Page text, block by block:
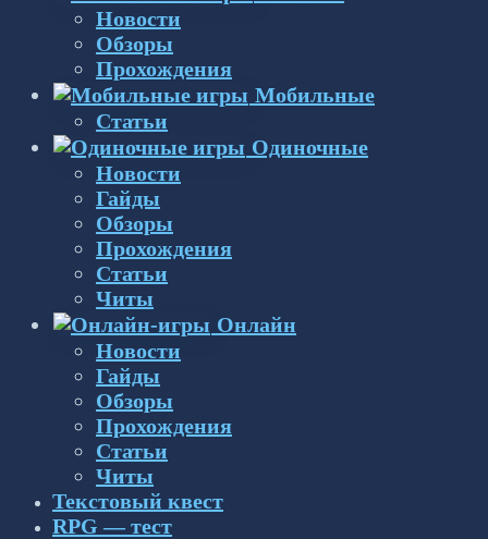
Новости
Обзоры
Прохождения
Мобильные
Статьи
Одиночные
Новости
Гайды
Обзоры
Прохождения
Статьи
Читы
Онлайн
Новости
Гайды
Обзоры
Прохождения
Статьи
Читы
Текстовый квест
RPG — тест